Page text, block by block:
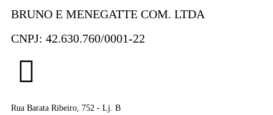
BRUNO E MENEGATTE COM. LTDA
CNPJ: 42.630.760/0001-22
Rua Barata Ribeiro, 752 - Lj. B